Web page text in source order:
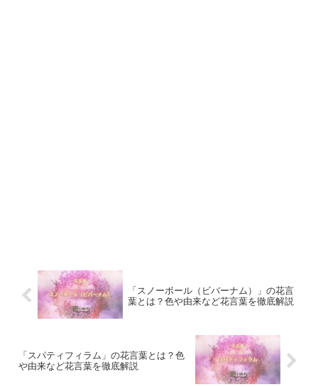
「スノーボール（ビバーナム）」の花言
葉とは？色や由来など花言葉を徹底解説
「スパティフィラム」の花言葉とは？色
や由来など花言葉を徹底解説